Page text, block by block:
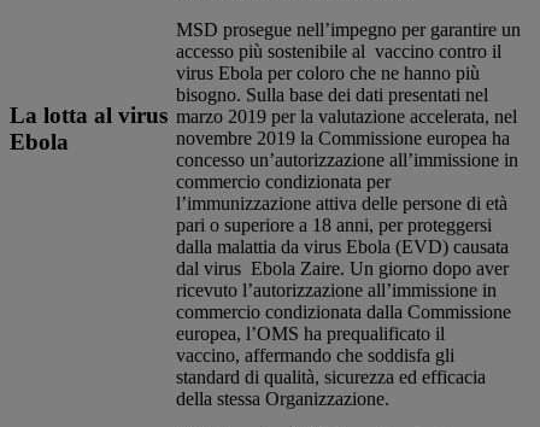
La lotta al virus
Ebola
​MSD prosegue nell’impegno per garantire un
accesso più sostenibile al vaccino contro il
virus Ebola per coloro che ne hanno più
bisogno. Sulla base dei dati presentati nel
marzo 2019 per la valutazione accelerata, nel
novembre 2019 la Commissione europea ha
concesso un’autorizzazione all’immissione in
commercio condizionata per
l’immunizzazione attiva delle persone di età
pari o superiore a 18 anni, per proteggersi
dalla malattia da virus Ebola (EVD) causata
dal virus Ebola Zaire. Un giorno dopo aver
ricevuto l’autorizzazione all’immissione in
commercio condizionata dalla Commissione
europea, l’OMS ha prequalificato il
vaccino, affermando che soddisfa gli
standard di qualità, sicurezza ed efficacia
della stessa Organizzazione. ​